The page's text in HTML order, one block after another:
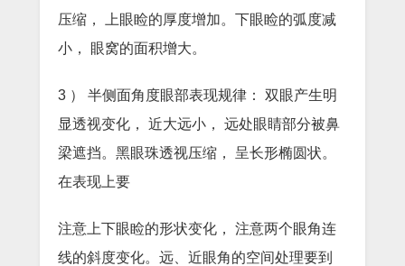
压缩， 上眼睑的厚度增加。下眼睑的弧度减
小， 眼窝的面积增大。
3 ） 半侧面角度眼部表现规律： 双眼产生明
显透视变化， 近大远小， 远处眼睛部分被鼻
梁遮挡。黑眼珠透视压缩， 呈长形椭圆状。
在表现上要
注意上下眼睑的形状变化， 注意两个眼角连
线的斜度变化。远、近眼角的空间处理要到